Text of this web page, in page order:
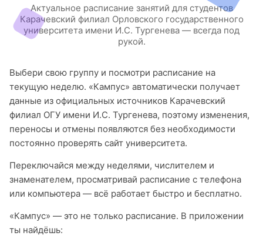
Актуальное расписание занятий для студентов
Карачевский филиал Орловского государственного
университета имени И.С. Тургенева — всегда под
рукой.
Выбери свою группу и посмотри расписание на
текущую неделю. «Кампус» автоматически получает
данные из официальных источников Карачевский
филиал ОГУ имени И.С. Тургенева, поэтому изменения,
переносы и отмены появляются без необходимости
постоянно проверять сайт университета.
Переключайся между неделями, числителем и
знаменателем, просматривай расписание с телефона
или компьютера — всё работает быстро и бесплатно.
«Кампус» — это не только расписание. В приложении
ты найдёшь: